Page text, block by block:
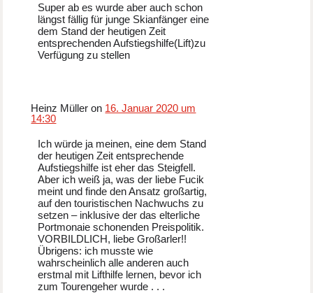
Super ab es wurde aber auch schon
längst fällig für junge Skianfänger eine
dem Stand der heutigen Zeit
entsprechenden Aufstiegshilfe(Lift)zu
Verfügung zu stellen
Heinz Müller on 16. Januar 2020 um
14:30
Ich würde ja meinen, eine dem Stand
der heutigen Zeit entsprechende
Aufstiegshilfe ist eher das Steigfell.
Aber ich weiß ja, was der liebe Fucik
meint und finde den Ansatz großartig,
auf den touristischen Nachwuchs zu
setzen – inklusive der das elterliche
Portmonaie schonenden Preispolitik.
VORBILDLICH, liebe Großarler!!
Übrigens: ich musste wie
wahrscheinlich alle anderen auch
erstmal mit Lifthilfe lernen, bevor ich
zum Tourengeher wurde . . .